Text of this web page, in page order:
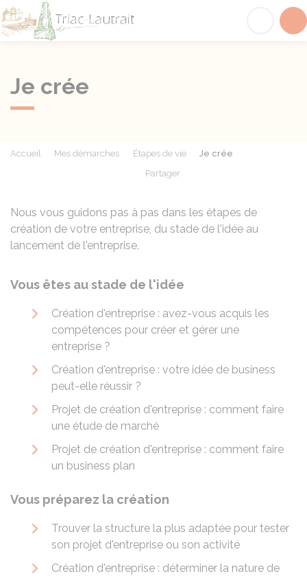
Je crée
Accueil Mes démarches Étapes de vie
Je crée
Partager
Nous vous guidons pas à pas dans les étapes de
création de votre entreprise, du stade de l'idée au
lancement de l'entreprise.
Vous êtes au stade de l'idée
Création d'entreprise : avez-vous acquis les
compétences pour créer et gérer une
entreprise ?
Création d'entreprise : votre idée de business
peut-elle réussir ?
Projet de création d'entreprise : comment faire
une étude de marché
Projet de création d'entreprise : comment faire
un business plan
Vous préparez la création
Trouver la structure la plus adaptée pour tester
son projet d'entreprise ou son activité
Création d'entreprise : déterminer la nature de